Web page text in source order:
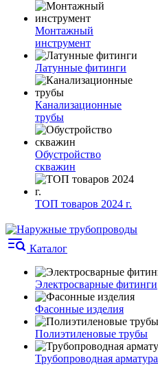
Монтажный
инструмент
Латунные фитинги
Канализационные
трубы
Обустройство
скважин
ТОП товаров 2024 г.
Каталог
Электросварные фитинги
Фасонные изделия
Полиэтиленовые трубы
Трубопроводная арматура